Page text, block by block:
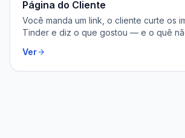
Página do Cliente
Você manda um link, o cliente curte os
Tinder e diz o que gostou — e o quê
Ver